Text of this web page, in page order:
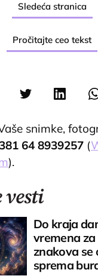
Sledeća stranica
Pročitajte ceo tekst
snimke,
64 8939257 (
).
vesti
Do kraja
vremena
znakova se
sprema